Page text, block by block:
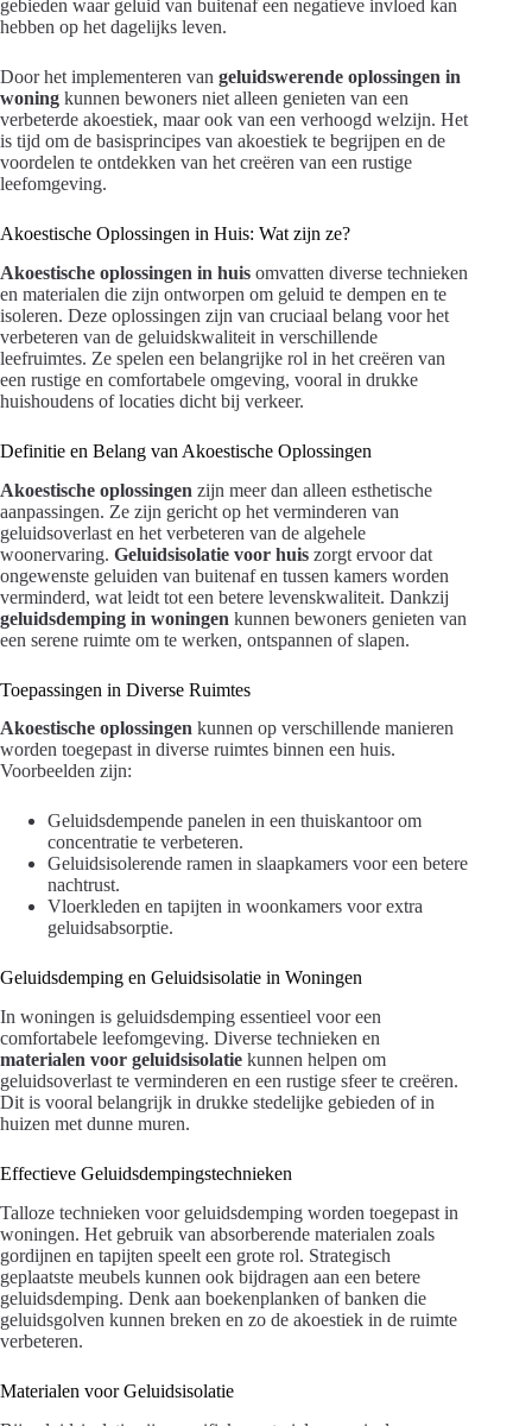
gebieden waar geluid van buitenaf een negatieve invloed kan
hebben op het dagelijks leven.
Door het implementeren van geluidswerende oplossingen in
woning kunnen bewoners niet alleen genieten van een
verbeterde akoestiek, maar ook van een verhoogd welzijn. Het
is tijd om de basisprincipes van akoestiek te begrijpen en de
voordelen te ontdekken van het creëren van een rustige
leefomgeving.
Akoestische Oplossingen in Huis: Wat zijn ze?
Akoestische oplossingen in huis omvatten diverse technieken
en materialen die zijn ontworpen om geluid te dempen en te
isoleren. Deze oplossingen zijn van cruciaal belang voor het
verbeteren van de geluidskwaliteit in verschillende
leefruimtes. Ze spelen een belangrijke rol in het creëren van
een rustige en comfortabele omgeving, vooral in drukke
huishoudens of locaties dicht bij verkeer.
Definitie en Belang van Akoestische Oplossingen
Akoestische oplossingen zijn meer dan alleen esthetische
aanpassingen. Ze zijn gericht op het verminderen van
geluidsoverlast en het verbeteren van de algehele
woonervaring. Geluidsisolatie voor huis zorgt ervoor dat
ongewenste geluiden van buitenaf en tussen kamers worden
verminderd, wat leidt tot een betere levenskwaliteit. Dankzij
geluidsdemping in woningen kunnen bewoners genieten van
een serene ruimte om te werken, ontspannen of slapen.
Toepassingen in Diverse Ruimtes
Akoestische oplossingen kunnen op verschillende manieren
worden toegepast in diverse ruimtes binnen een huis.
Voorbeelden zijn:
Geluidsdempende panelen in een thuiskantoor om
concentratie te verbeteren.
Geluidsisolerende ramen in slaapkamers voor een betere
nachtrust.
Vloerkleden en tapijten in woonkamers voor extra
geluidsabsorptie.
Geluidsdemping en Geluidsisolatie in Woningen
In woningen is geluidsdemping essentieel voor een
comfortabele leefomgeving. Diverse technieken en
materialen voor geluidsisolatie kunnen helpen om
geluidsoverlast te verminderen en een rustige sfeer te creëren.
Dit is vooral belangrijk in drukke stedelijke gebieden of in
huizen met dunne muren.
Effectieve Geluidsdempingstechnieken
Talloze technieken voor geluidsdemping worden toegepast in
woningen. Het gebruik van absorberende materialen zoals
gordijnen en tapijten speelt een grote rol. Strategisch
geplaatste meubels kunnen ook bijdragen aan een betere
geluidsdemping. Denk aan boekenplanken of banken die
geluidsgolven kunnen breken en zo de akoestiek in de ruimte
verbeteren.
Materialen voor Geluidsisolatie